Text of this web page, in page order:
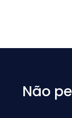
Não